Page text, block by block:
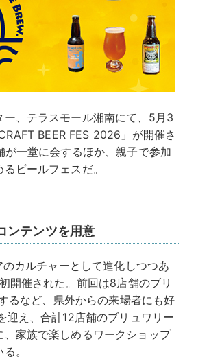
、テラスモール湘南にて、5月3
BEER FES 2026」が開催さ
一堂に会するほか、親子で参加
ビールフェスだ。
ンテンツを用意
カルチャーとして進化しつつあ
開催された。前回は8店舗のブリ
るなど、県外からの来場者にも好
え、合計12店舗のブリュワリー
家族で楽しめるワークショップ
。